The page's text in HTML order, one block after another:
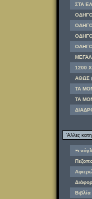
ΣΤΑ
1200
ΑΘΩΣ
ΤΑ
ΤΑ
'Αλλες